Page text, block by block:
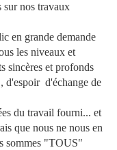
sur nos travaux
en grande demande
les niveaux et
sincères et profonds
d'espoir d'échange de
du travail fourni... et
que nous ne nous en
sommes "TOUS"